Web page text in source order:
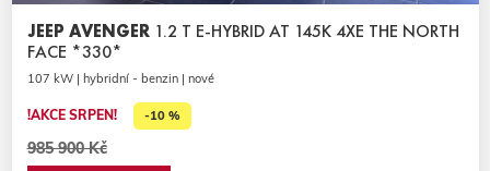
JEEP AVENGER 1.2 T E-HYBRID AT 145K 4XE THE NORTH
FACE *330*
107 kW | hybridní - benzin | nové
!AKCE SRPEN! -10 %
985 900 Kč